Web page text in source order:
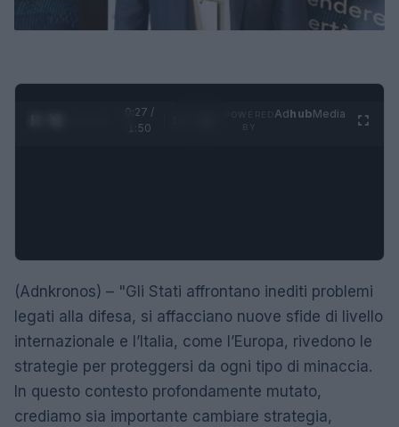
0:28 /
1:50
AdhubMedia
(Adnkronos) – "Gli Stati affrontano inediti problemi
legati alla difesa, si affacciano nuove sfide di livello
internazionale e l’Italia, come l’Europa, rivedono le
strategie per proteggersi da ogni tipo di minaccia.
In questo contesto profondamente mutato,
crediamo sia importante cambiare strategia,